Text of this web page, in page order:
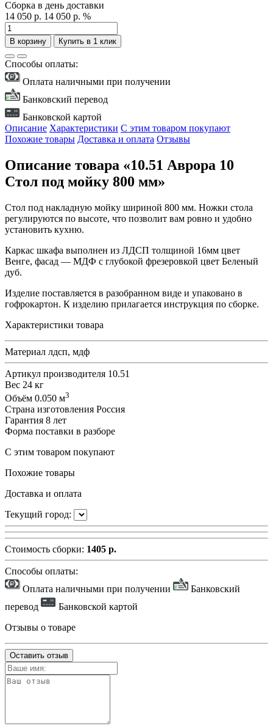
Сборка в день доставки
14 050 р. 14 050 р. %
В корзину Купить в 1 клик
Способы оплаты:
Оплата наличными при получении
Банковский перевод
Банковской картой
Описание Характеристики С этим товаром покупают
Похожие товары Доставка и оплата Отзывы
Описание товара «10.51 Аврора 10
Стол под мойку 800 мм»
Стол под накладную мойку шириной 800 мм. Ножки стола
регулируются по высоте, что позволит вам ровно и удобно
установить кухню.
Каркас шкафа выполнен из ЛДСП толщиной 16мм цвет
Венге, фасад — МДФ с глубокой фрезеровкой цвет Беленый
дуб.
Изделие поставляется в разобранном виде и упаковано в
гофрокартон. К изделию прилагается инструкция по сборке.
Характеристики товара
Материал лдсп, мдф
Артикул производителя 10.51
Вес 24 кг
Объём 0.050 м3
Страна изготовления Россия
Гарантия 8 лет
Форма поставки в разборе
С этим товаром покупают
Похожие товары
Доставка и оплата
Текущий город:
Стоимость сборки: 1405 р.
Способы оплаты:
Оплата наличными при получении
Банковский
перевод
Банковской картой
Отзывы о товаре
Оставить отзыв